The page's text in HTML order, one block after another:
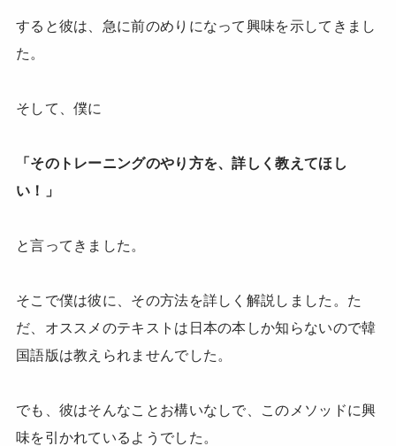
すると彼は、急に前のめりになって興味を示してきまし
た。
そして、僕に
「そのトレーニングのやり方を、詳しく教えてほし
い！」
と言ってきました。
そこで僕は彼に、その方法を詳しく解説しました。た
だ、オススメのテキストは日本の本しか知らないので韓
国語版は教えられませんでした。
でも、彼はそんなことお構いなしで、このメソッドに興
味を引かれているようでした。